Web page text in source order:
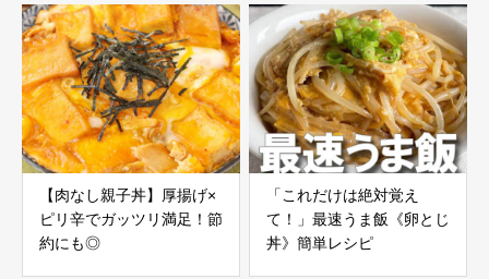
【肉なし親子丼】厚揚げ×
ピリ辛でガッツリ満足！節
約にも◎
「これだけは絶対覚え
て！」最速うま飯《卵とじ
丼》簡単レシピ